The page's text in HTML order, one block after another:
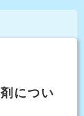
につい